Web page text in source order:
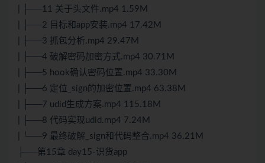
| ├──11 关于头文件.mp4 1.59M
| ├──2 目标和app安装.mp4 17.42M
| ├──3 抓包分析.mp4 29.47M
| ├──4 破解密码加密方式.mp4 30.71M
| ├──5 hook确认密码位置.mp4 33.30M
| ├──6 定位_sign的加密位置.mp4 63.38M
| ├──7 udid生成方案.mp4 115.18M
| ├──8 代码实现udid.mp4 7.24M
| └──9 最终破解_sign和代码整合.mp4 36.21M
├──第15章 day15-识货app